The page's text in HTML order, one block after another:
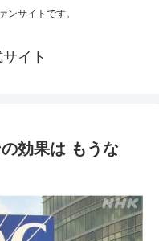
ンサイトです。
イト
効果は もうな